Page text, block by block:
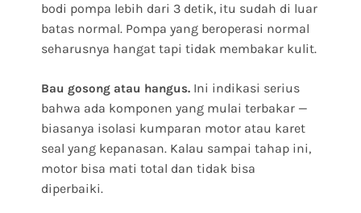
bodi pompa lebih dari 3 detik, itu sudah di luar
batas normal. Pompa yang beroperasi normal
seharusnya hangat tapi tidak membakar kulit.
Bau gosong atau hangus. Ini indikasi serius
bahwa ada komponen yang mulai terbakar —
biasanya isolasi kumparan motor atau karet
seal yang kepanasan. Kalau sampai tahap ini,
motor bisa mati total dan tidak bisa
diperbaiki.